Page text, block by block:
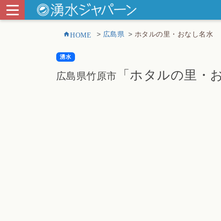
HOME 広島県 ホタルの里・おなし名水
湧水
広島県竹原市 「ホタルの里・